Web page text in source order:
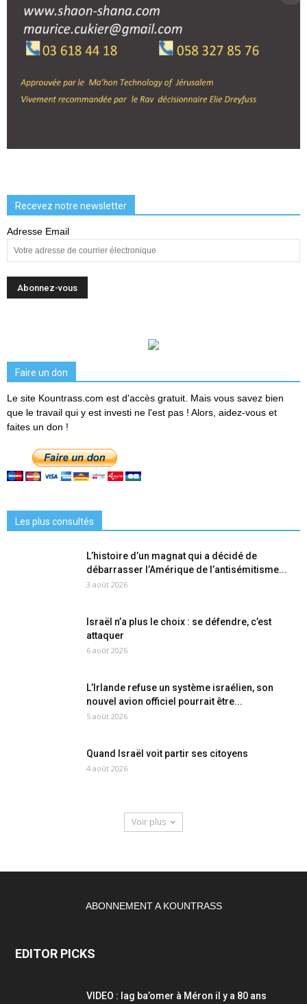
Recevez notre newsletter
Adresse Email
Faire un don
Le site Kountrass.com est d'accès gratuit. Mais vous savez bien
que le travail qui y est investi ne l'est pas ! Alors, aidez-vous et
faites un don !
Les plus consultés
L’histoire d’un magnat qui a décidé de
débarrasser l’Amérique de l’antisémitisme...
3 août 2026
Israël n’a plus le choix : se défendre, c’est
attaquer
6 août 2026
L’Irlande refuse un système israélien, son
nouvel avion officiel pourrait être...
5 août 2026
Quand Israël voit partir ses citoyens
4 août 2026
Voir plus
ABONNEMENT A KOUNTRASS
EDITOR PICKS
VIDEO : lag ba’omer à Méron il y a 80 ans